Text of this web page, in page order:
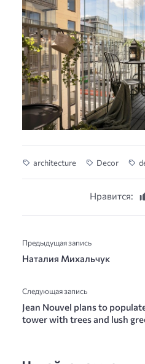
architecture Decor
Нравится:
Предыдущая запись
Наталия Михальчук
Следующая запись
Jean Nouvel plans to
tower with trees and lush